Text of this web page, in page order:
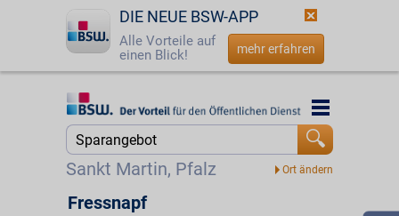
DIE NEUE BSW-APP
Alle Vorteile auf
einen Blick!
mehr erfahren
Startseite
Jetzt BSW-Mitglied werden
Sankt Martin, Pfalz
Startseite
Suche
Fressnapf